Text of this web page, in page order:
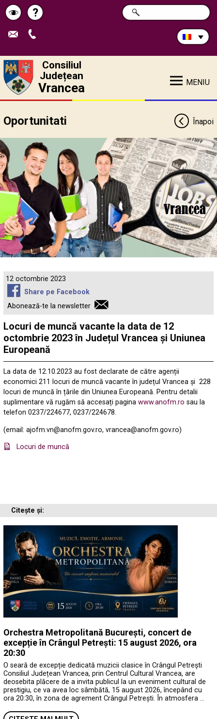
Schimbă
contrastul
Pagina
de
?
Caută
în
CAUTĂ
Consiliul
Județean
Vrancea MENIU
Oportunitati Înapoi
12 octombrie 2023
Share pe Facebook
Abonează-te la newsletter
Locuri de muncă vacante la data de 12
octombrie 2023 în Județul Vrancea și Uniunea
Europeană
La data de 12.10.2023 au fost declarate de către agenții
economici 211 locuri de muncă vacante în județul Vrancea și 228
locuri de muncă în țările din Uniunea Europeană. Pentru detalii
suplimentare vă rugăm să accesați paginawww.anofm.ro sau la
telefon 0237/224677, 0237/224678.
(email: ajofm.vn@anofm.gov.ro, vrancea@anofm.gov.ro)
Locuri de muncă
Citește și:
Orchestra Metropolitană București, concert de
excepție în Crângul Petrești: 15 august 2026, ora
20:30
O seară de excepție dedicată muzicii clasice în Crângul Petrești
Consiliul Județean Vrancea, prin Centrul Cultural Vrancea, are
deosebita plăcere de a invita publicul la un eveniment cultural de
prestigiu, ce va avea loc sâmbătă, 15 august 2026, începând cu
ora 20:30, în zona de agrement Crângul Petrești. În atmosfera …